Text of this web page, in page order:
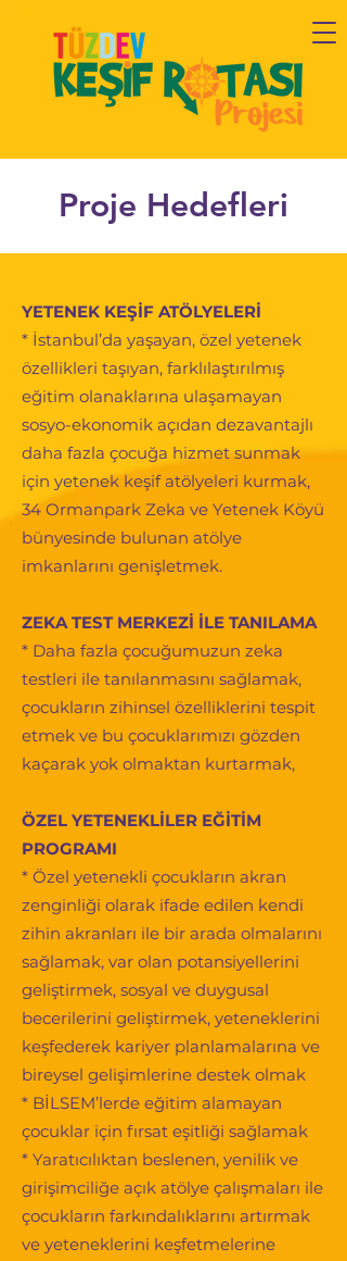
Proje Hedefleri
YETENEK KEŞİF ATÖLYELERİ
* İstanbul’da yaşayan, özel yetenek
özellikleri taşıyan, farklılaştırılmış
eğitim olanaklarına ulaşamayan
sosyo-ekonomik açıdan dezavantajlı
daha fazla çocuğa hizmet sunmak
için yetenek keşif atölyeleri kurmak,
34 Ormanpark Zeka ve Yetenek Köyü
bünyesinde bulunan atölye
imkanlarını genişletmek.
ZEKA TEST MERKEZİ İLE TANILAMA
* Daha fazla çocuğumuzun zeka
testleri ile tanılanmasını sağlamak,
çocukların zihinsel özelliklerini tespit
etmek ve bu çocuklarımızı gözden
kaçarak yok olmaktan kurtarmak,
ÖZEL YETENEKLİLER EĞİTİM
PROGRAMI
* Özel yetenekli çocukların akran
zenginliği olarak ifade edilen kendi
zihin akranları ile bir arada olmalarını
sağlamak, var olan potansiyellerini
geliştirmek, sosyal ve duygusal
becerilerini geliştirmek, yeteneklerini
keşfederek kariyer planlamalarına ve
bireysel gelişimlerine destek olmak
* BİLSEM’lerde eğitim alamayan
çocuklar için fırsat eşitliği sağlamak
* Yaratıcılıktan beslenen, yenilik ve
girişimciliğe açık atölye çalışmaları ile
çocukların farkındalıklarını artırmak
ve yeteneklerini keşfetmelerine